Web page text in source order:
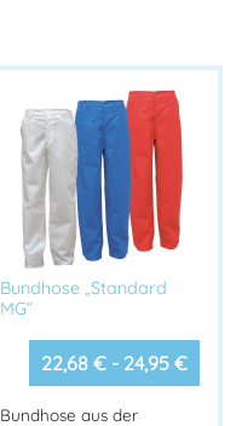
Bundhose „Standard
MG“
22,68 €- 24,95 €
Bundhose aus der